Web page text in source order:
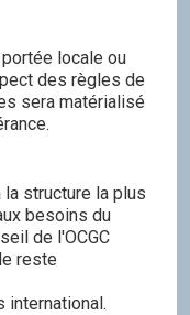
locale ou
des règles de
sera matérialisé
la structure la plus
besoins du
de l'OCGC
reste
international.